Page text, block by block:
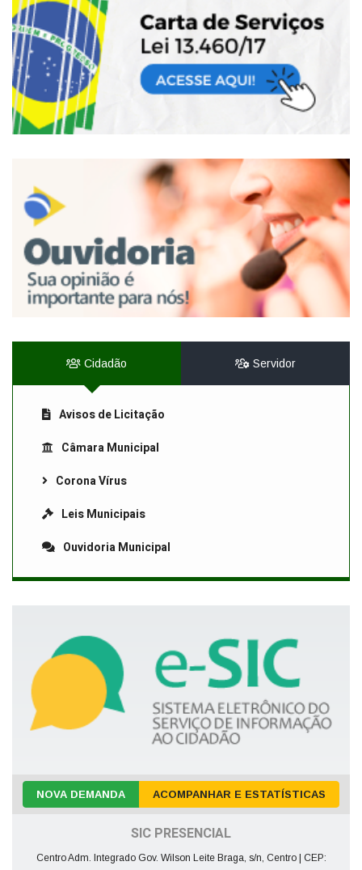
Cidadão Servidor
Avisos de Licitação
Câmara Municipal
Corona Vírus
Leis Municipais
Ouvidoria Municipal
NOVA DEMANDA ACOMPANHAR E ESTATÍSTICAS
SIC PRESENCIAL
Centro Adm. Integrado Gov. Wilson Leite Braga, s/n, Centro | CEP: